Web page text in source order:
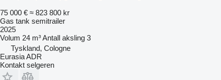
75 000 € ≈ 823 800 kr
Gas tank semitrailer
2025
Volum 24 m³Antall aksling 3
Tyskland, Cologne
Eurasia ADR
Kontakt selgeren